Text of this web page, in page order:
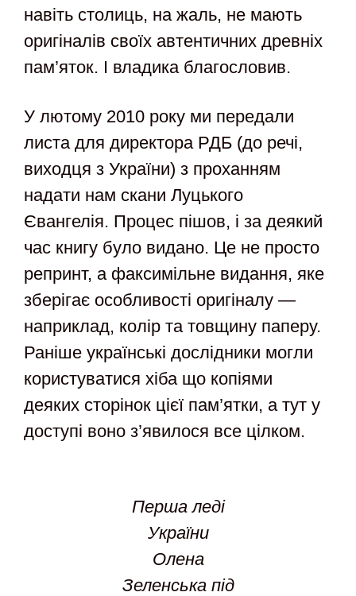
навіть столиць, на жаль, не мають
оригіналів своїх автентичних древніх
пам’яток. І владика благословив.
У лютому 2010 року ми передали
листа для директора РДБ (до речі,
виходця з України) з проханням
надати нам скани Луцького
Євангелія. Процес пішов, і за деякий
час книгу було видано. Це не просто
репринт, а факсимільне видання, яке
зберігає особливості оригіналу —
наприклад, колір та товщину паперу.
Раніше українські дослідники могли
користуватися хіба що копіями
деяких сторінок цієї пам’ятки, а тут у
доступі воно з’явилося все цілком.
Перша леді
України
Олена
Зеленська під